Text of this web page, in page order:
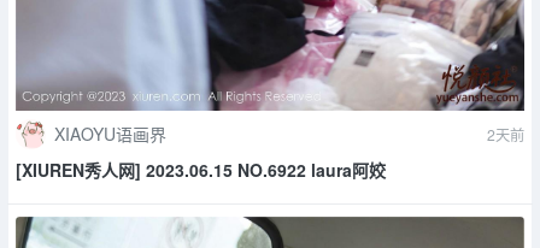
XIAOYU语画界 2天前
[XIUREN秀人网] 2023.06.15 NO.6922 laura阿姣